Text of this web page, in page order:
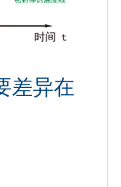
差异在